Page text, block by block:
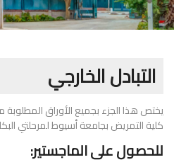
التبادل الخارجي
يختص هذا الجزء بجميع الأوراق المطلوبة
كلية التمريض بجامعة أسيوط لمرحلتي
للحصول على الماجستير: